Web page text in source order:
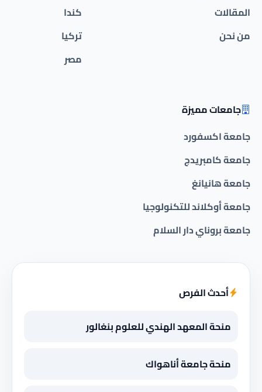
المقالات
من نحن
كندا
تركيا
مصر
جامعات مميزة
جامعة اكسفورد
جامعة كامبريدج
جامعة هانيانغ
جامعة أوكلاند للتكنولوجيا
جامعة بروناي دار السلام
أحدث الفرص
منحة المعهد الهندي للعلوم بنغالور
منحة جامعة أناهواك